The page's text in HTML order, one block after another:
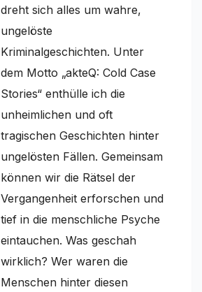
dreht sich alles um wahre,
ungelöste
Kriminalgeschichten. Unter
dem Motto „akteQ: Cold Case
Stories“ enthülle ich die
unheimlichen und oft
tragischen Geschichten hinter
ungelösten Fällen. Gemeinsam
können wir die Rätsel der
Vergangenheit erforschen und
tief in die menschliche Psyche
eintauchen. Was geschah
wirklich? Wer waren die
Menschen hinter diesen